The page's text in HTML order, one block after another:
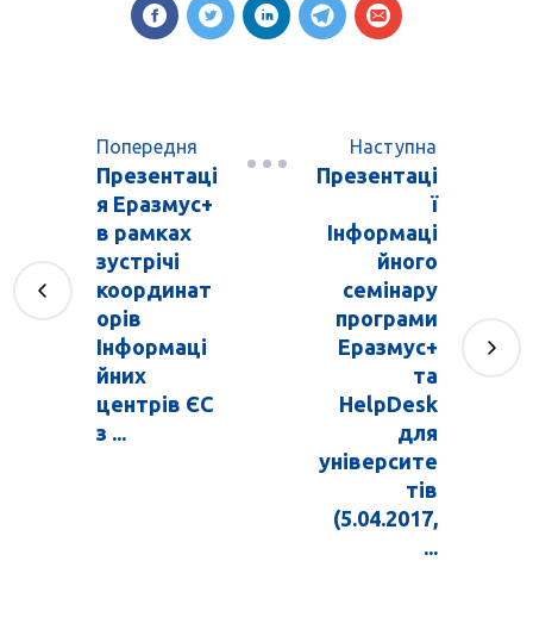
Попередня
Презентаці
я Еразмус+
в рамках
зустрічі
координат
орів
Інформаці
йних
центрів ЄС
з ...
Наступна
Презентаці
ї
Інформаці
йного
семінару
програми
Еразмус+
та
HelpDesk
для
університе
тів
(5.04.2017,
...